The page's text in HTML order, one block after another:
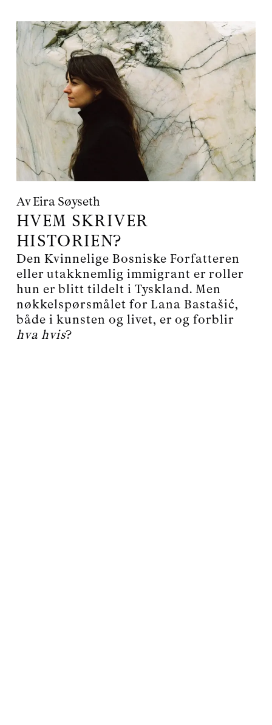
AvEira Søyseth
HVEM SKRIVER
HISTORIEN?
Den Kvinnelige Bosniske Forfatteren
eller utakknemlig immigrant er roller
hun er blitt tildelt i Tyskland. Men
nøkkelspørsmålet for Lana Bastašić,
både i kunsten og livet, er og forblir
hva hvis?